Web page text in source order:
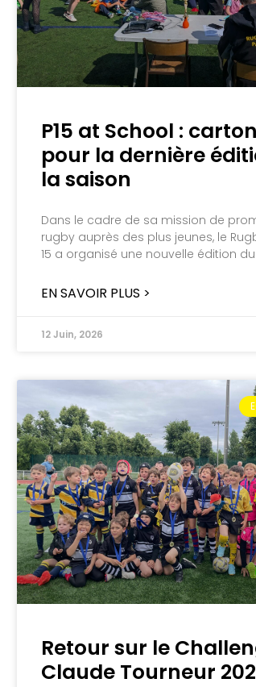
P15 at School :
pour la dernière
la saison
Dans le cadre de sa mission de
rugby auprès des plus jeunes, le
15 a organisé une nouvelle édition du
EN SAVOIR PLUS >
12 Juin, 2026
Retour sur le
Claude Tourneur